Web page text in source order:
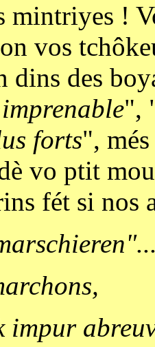
mintriyes !
vos
dins des
",
forts",
vo ptit
fét si nos
impur